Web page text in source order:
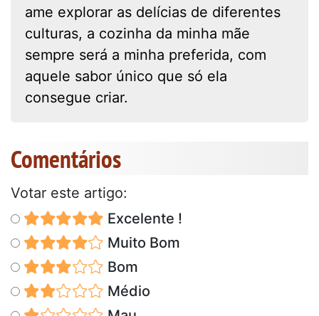
ame explorar as delícias de diferentes
culturas, a cozinha da minha mãe
sempre será a minha preferida, com
aquele sabor único que só ela
consegue criar.
Comentários
Votar este artigo:
Excelente !
Muito Bom
Bom
Médio